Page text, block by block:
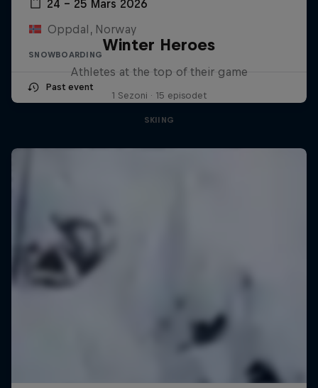
24 – 25 Mars 2026
Oppdal, Norway
SNOWBOARDING
Past event
Winter Heroes
Athletes at the top of their game
1 Sezoni · 15 episodet
SKIING